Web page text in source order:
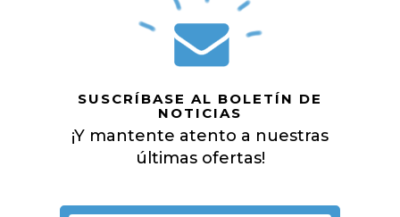
SUSCRÍBASE AL BOLETÍN DE
NOTICIAS
¡Y mantente atento a nuestras
últimas ofertas!